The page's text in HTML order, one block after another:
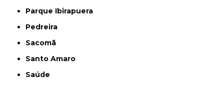
Parque Ibirapuera
Pedreira
Sacomã
Santo Amaro
Saúde